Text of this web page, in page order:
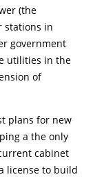
(the
stations in
government
utilities in the
of
plans for new
a the only
cabinet
license to build